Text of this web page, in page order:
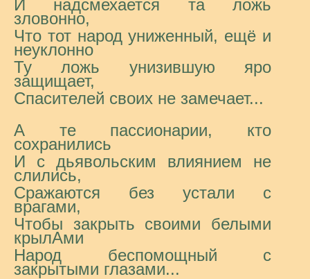
И надсмехается та ложь
зловонно,
Что тот народ униженный, ещё и
неуклонно
Ту ложь унизившую яро
защищает,
Спасителей своих не замечает...
А те пассионарии, кто
сохранились
И с дьявольским влиянием не
слились,
Сражаются без устали с
врагами,
Чтобы закрыть своими белыми
крылАми
Народ беспомощный с
закрытыми глазами...